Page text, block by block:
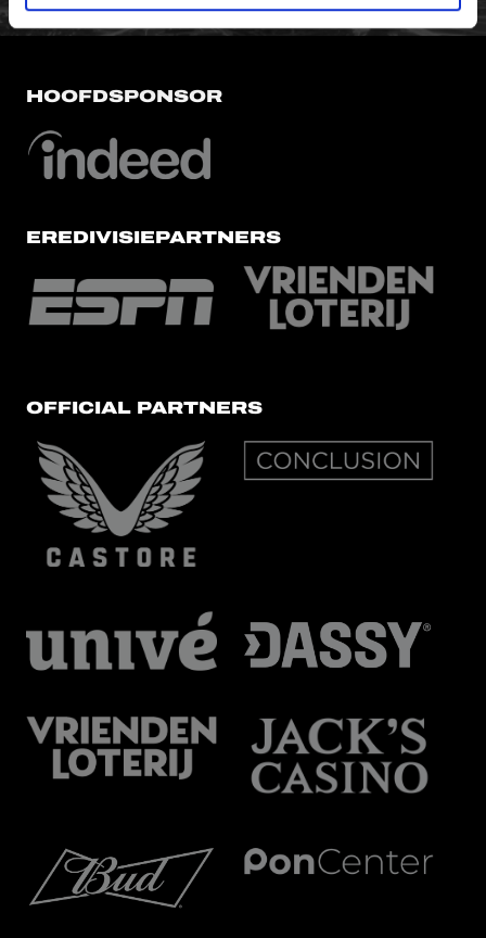
HOOFDSPONSOR
EREDIVISIEPARTNERS
OFFICIAL PARTNERS